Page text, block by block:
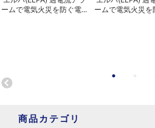
ームで電気火災を防ぐ電...
ームで電気火災を
商品カテゴリ